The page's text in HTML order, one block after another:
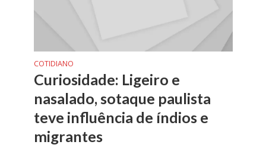
COTIDIANO
Curiosidade: Ligeiro e
nasalado, sotaque paulista
teve influência de índios e
migrantes